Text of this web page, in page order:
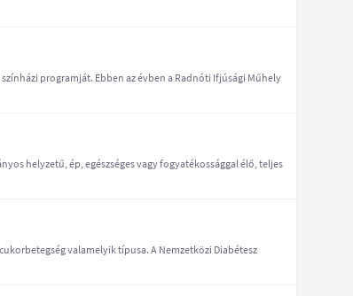
programját. Ebben az évben a Radnóti Ifjúsági Műhely
helyzetű, ép, egészséges vagy fogyatékossággal élő, teljes
valamelyik típusa. A Nemzetközi Diabétesz